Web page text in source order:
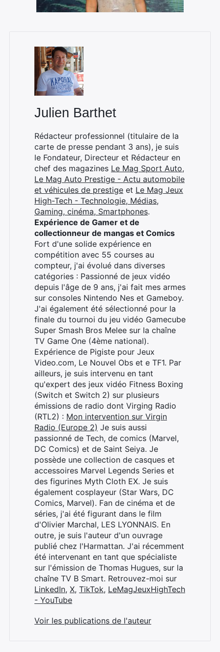
Julien Barthet
Rédacteur professionnel (titulaire de la
carte de presse pendant 3 ans), je suis
le Fondateur, Directeur et Rédacteur en
chef des magazines Le Mag Sport Auto,
Le Mag Auto Prestige - Actu automobile
et véhicules de prestige et Le Mag Jeux
High-Tech - Technologie, Médias,
Gaming, cinéma, Smartphones.
Expérience de Gamer et de
collectionneur de mangas et Comics
Fort d'une solide expérience en
compétition avec 55 courses au
compteur, j'ai évolué dans diverses
catégories : Passionné de jeux vidéo
depuis l'âge de 9 ans, j'ai fait mes armes
sur consoles Nintendo Nes et Gameboy.
J'ai également été sélectionné pour la
finale du tournoi du jeu vidéo Gamecube
Super Smash Bros Melee sur la chaîne
TV Game One (4ème national).
Expérience de Pigiste pour Jeux
Video.com, Le Nouvel Obs et e TF1. Par
ailleurs, je suis intervenu en tant
qu'expert des jeux vidéo Fitness Boxing
(Switch et Switch 2) sur plusieurs
émissions de radio dont Virging Radio
(RTL2) : Mon intervention sur Virgin
Radio (Europe 2) Je suis aussi
passionné de Tech, de comics (Marvel,
DC Comics) et de Saint Seiya. Je
possède une collection de casques et
accessoires Marvel Legends Series et
des figurines Myth Cloth EX. Je suis
également cosplayeur (Star Wars, DC
Comics, Marvel). Fan de cinéma et de
séries, j'ai été figurant dans le film
d'Olivier Marchal, LES LYONNAIS. En
outre, je suis l'auteur d'un ouvrage
publié chez l'Harmattan. J'ai récemment
été intervenant en tant que spécialiste
sur l'émission de Thomas Hugues, sur la
chaîne TV B Smart. Retrouvez-moi sur
LinkedIn, X, TikTok, LeMagJeuxHighTech
- YouTube
Voir les publications de l'auteur